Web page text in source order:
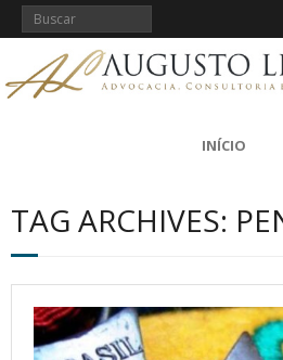
INÍCIO
TAG ARCHIVES: